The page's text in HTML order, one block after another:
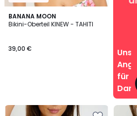
BANANA MOON
Bikini-Oberteil KINEW - TAHITI
39,00 €
für